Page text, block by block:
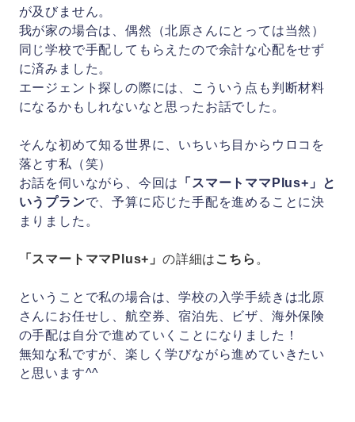
が及びません。
我が家の場合は、偶然（北原さんにとっては当然）
同じ学校で手配してもらえたので余計な心配をせず
に済みました。
エージェント探しの際には、こういう点も判断材料
になるかもしれないなと思ったお話でした。
そんな初めて知る世界に、いちいち目からウロコを
落とす私（笑）
お話を伺いながら、今回は
「スマートママPlus+」と
いうプランで、予算に応じた手配を進めることに決
まりました。
「スマートママPlus+」の詳細は こちら 。
ということで私の場合は、学校の入学手続きは北原
さんにお任せし、航空券、宿泊先、ビザ、海外保険
の手配は自分で進めていくことになりました！
無知な私ですが、楽しく学びながら進めていきたい
と思います^^